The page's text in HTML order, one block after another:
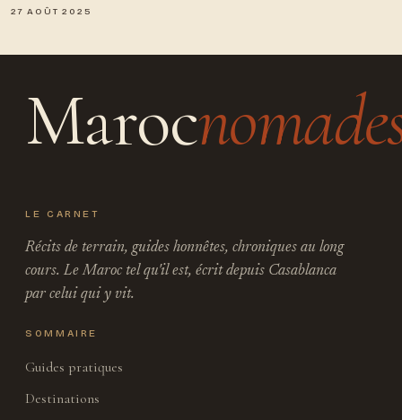
27 AOÛT 2025
Maroc
LE CARNET
Récits de terrain, guides honnêtes, chroniques au long
cours. Le Maroc tel qu'il est, écrit depuis Casablanca
par celui qui y vit.
SOMMAIRE
Guides pratiques
Destinations